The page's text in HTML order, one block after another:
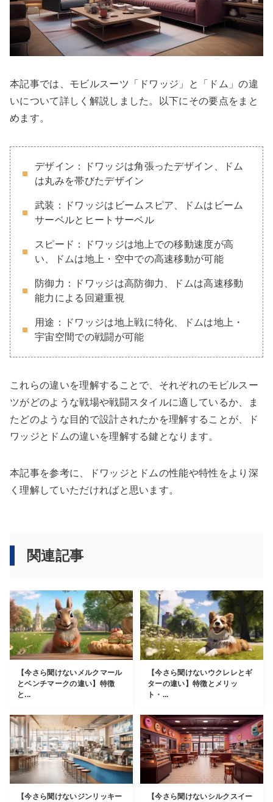
本記事では、モビルスーツ「ドワッジ」と「ドム」の違
いについて詳しく解説しました。以下にその要点をまと
めます。
デザイン：ドワッジは角張ったデザイン、ドム
は丸みを帯びたデザイン
武装：ドワッジはビームスピア、ドムはビーム
サーベルとヒートサーベル
スピード：ドワッジは地上での移動速度が高
い、ドムは地上・空中での高速移動が可能
防御力：ドワッジは高防御力、ドムは高速移動
能力による回避重視
用途：ドワッジは地上戦に特化、ドムは地上・
宇宙空間での戦闘が可能
これらの違いを理解することで、それぞれのモビルスー
ツがどのような戦場や戦闘スタイルに適しているか、ま
たどのような目的で設計されたかを理解することが、ド
ワッジとドムの違いを理解する鍵となります。
本記事を参考に、ドワッジとドムの性能や特性をより深
く理解していただければと思います。
関連記事
【今さら聞けないメルクマール
とベンチマークの違い】特徴
と...
【今さら聞けないウクレレとギ
ターの違い】特徴とメリッ
ト・...
【今さら聞けないジンリッキー
【今さら聞けないシルクスイー